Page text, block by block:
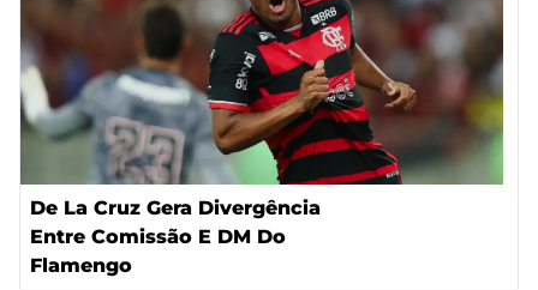
De La Cruz Gera Divergência
Entre Comissão E DM Do
Flamengo